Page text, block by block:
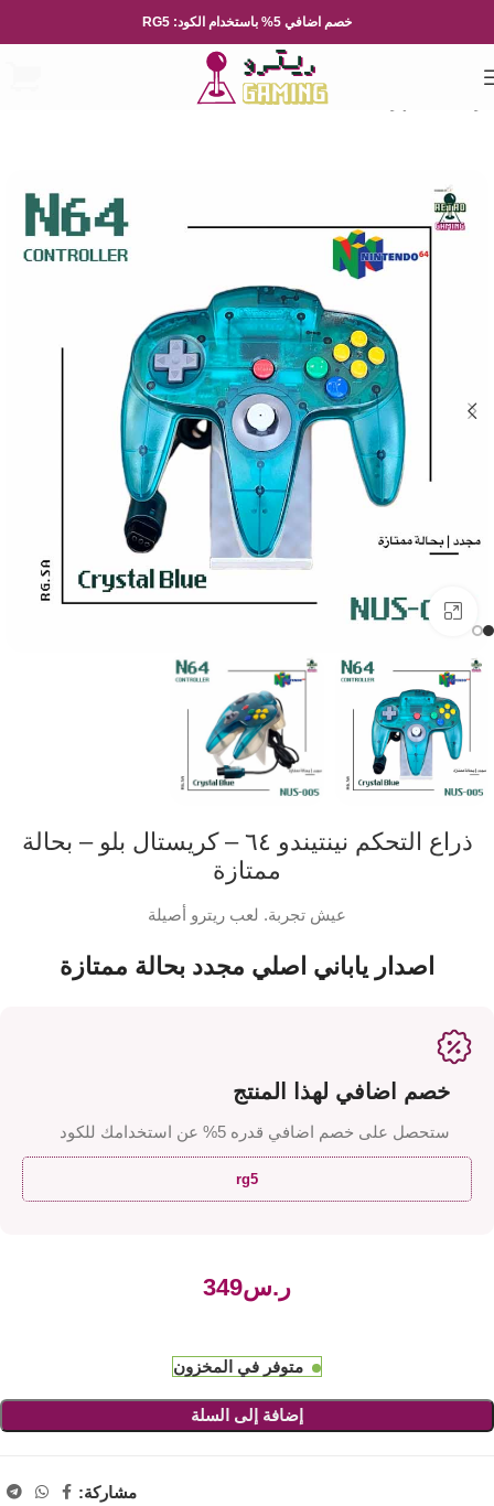
خصم اضافي 5% باستخدام الكود: RG5
Nintendo
ذراع التحكم نينتيندو ٦٤ – كريستال بلو – بحالة
ممتازة
عيش تجربة. لعب ريترو أصيلة
اصدار ياباني اصلي مجدد بحالة ممتازة
خصم اضافي لهذا المنتج
ستحصل على خصم اضافي قدره 5% عن استخدامك للكود
rg5
ر.س
متوفر في المخزون
إضافة إلى السلة
مشاركة:
اضفط لتكبير الصورة